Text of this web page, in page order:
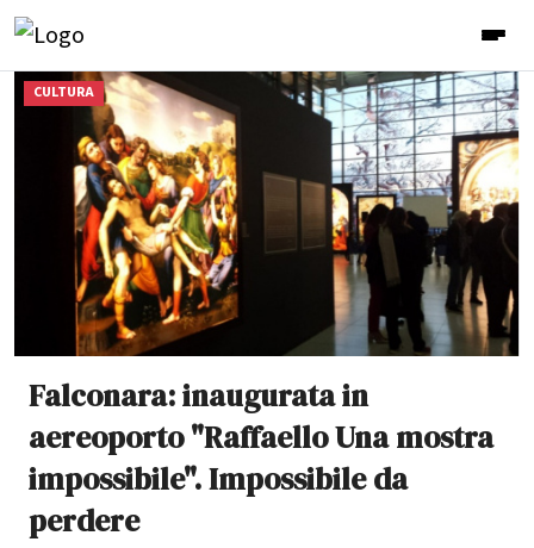
CULTURA
Falconara: inaugurata in
aereoporto "Raffaello Una mostra
impossibile". Impossibile da
perdere